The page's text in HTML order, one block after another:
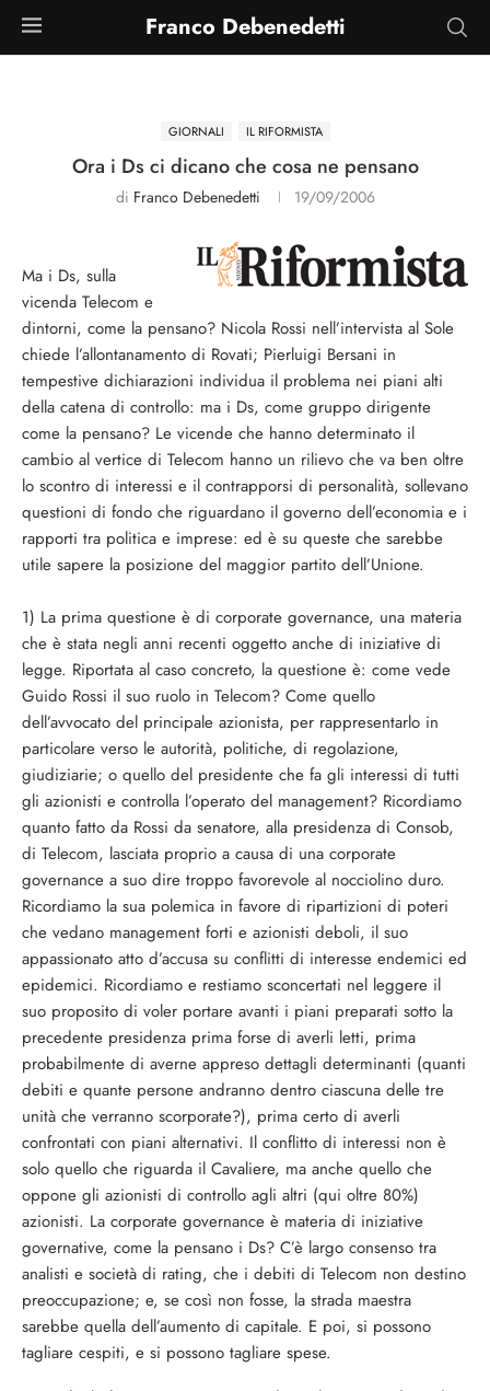
Franco Debenedetti
GIORNALI IL RIFORMISTA
Ora i Ds ci dicano che cosa ne pensano
di Franco Debenedetti 19/09/2006
Ma i Ds, sulla
vicenda Telecom e
dintorni, come la pensano? Nicola Rossi nell’intervista al Sole
chiede l’allontanamento di Rovati; Pierluigi Bersani in
tempestive dichiarazioni individua il problema nei piani alti
della catena di controllo: ma i Ds, come gruppo dirigente
come la pensano? Le vicende che hanno determinato il
cambio al vertice di Telecom hanno un rilievo che va ben oltre
lo scontro di interessi e il contrapporsi di personalità, sollevano
questioni di fondo che riguardano il governo dell’economia e i
rapporti tra politica e imprese: ed è su queste che sarebbe
utile sapere la posizione del maggior partito dell’Unione.
1) La prima questione è di corporate governance, una materia
che è stata negli anni recenti oggetto anche di iniziative di
legge. Riportata al caso concreto, la questione è: come vede
Guido Rossi il suo ruolo in Telecom? Come quello
dell’avvocato del principale azionista, per rappresentarlo in
particolare verso le autorità, politiche, di regolazione,
giudiziarie; o quello del presidente che fa gli interessi di tutti
gli azionisti e controlla l’operato del management? Ricordiamo
quanto fatto da Rossi da senatore, alla presidenza di Consob,
di Telecom, lasciata proprio a causa di una corporate
governance a suo dire troppo favorevole al nocciolino duro.
Ricordiamo la sua polemica in favore di ripartizioni di poteri
che vedano management forti e azionisti deboli, il suo
appassionato atto d’accusa su conflitti di interesse endemici ed
epidemici. Ricordiamo e restiamo sconcertati nel leggere il
suo proposito di voler portare avanti i piani preparati sotto la
precedente presidenza prima forse di averli letti, prima
probabilmente di averne appreso dettagli determinanti (quanti
debiti e quante persone andranno dentro ciascuna delle tre
unità che verranno scorporate?), prima certo di averli
confrontati con piani alternativi. Il conflitto di interessi non è
solo quello che riguarda il Cavaliere, ma anche quello che
oppone gli azionisti di controllo agli altri (qui oltre 80%)
azionisti. La corporate governance è materia di iniziative
governative, come la pensano i Ds? C’è largo consenso tra
analisti e società di rating, che i debiti di Telecom non destino
preoccupazione; e, se così non fosse, la strada maestra
sarebbe quella dell’aumento di capitale. E poi, si possono
tagliare cespiti, e si possono tagliare spese.